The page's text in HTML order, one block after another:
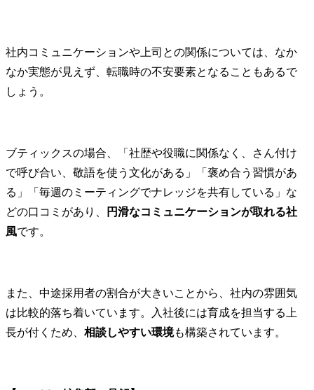
社内コミュニケーションや上司との関係については、なか
なか実態が見えず、転職時の不安要素となることもあるで
しょう。
ブティックスの場合、「社歴や役職に関係なく、さん付け
で呼び合い、敬語を使う文化がある」「褒め合う習慣があ
る」「毎週のミーティングでナレッジを共有している」な
どの口コミがあり、
円滑なコミュニケーションが取れる社
風です。
また、中途採用者の割合が大きいことから、社内の雰囲気
は比較的落ち着いています。入社後には育成を担当する上
長が付くため、 相談しやすい環境も構築されています。